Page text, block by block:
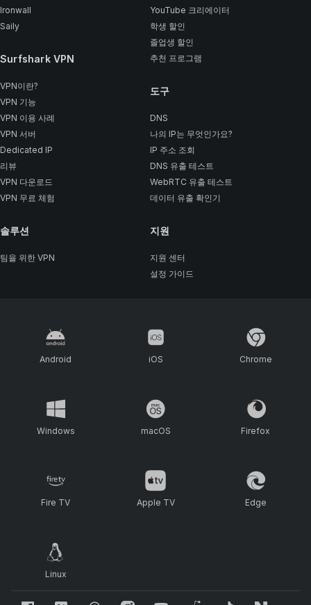
Ironwall
Saily
Surfshark VPN
VPN이란?
VPN 기능
VPN 이용 사례
VPN 서버
Dedicated IP
리뷰
VPN 다운로드
VPN 무료 체험
솔루션
팀을 위한 VPN
YouTube 크리에이터
학생 할인
졸업생 할인
추천 프로그램
도구
DNS
나의 IP는 무엇인가요?
IP 주소 조회
DNS 유출 테스트
WebRTC 유출 테스트
데이터 유출 확인기
지원
지원 센터
설정 가이드
Android iOS Chrome
Windows macOS Firefox
Fire TV Apple TV Edge
Linux